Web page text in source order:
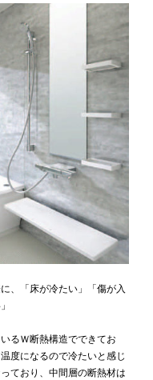
、「床が冷たい」「傷が入
るＷ断熱構造でできてお
度になるので冷たいと感じ
ており、中間層の断熱材は